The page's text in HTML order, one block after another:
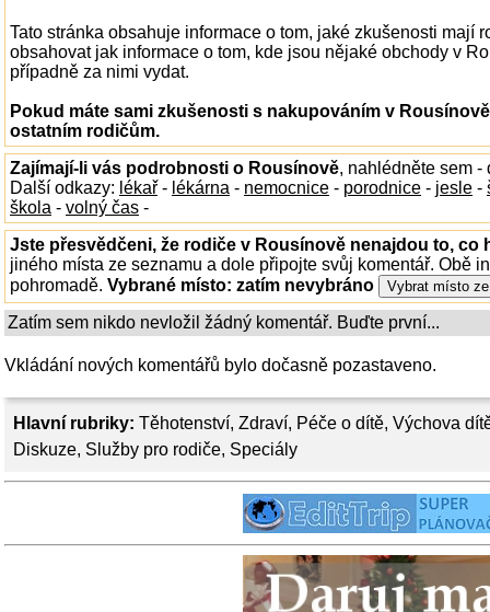
Hlavní rubriky: Těhotenství, Zdraví, Péče o dítě, Výchova
Diskuze, Služby pro rodiče, Speciály
Tato stránka obsahuje informace o tom, jaké zkušenosti mají
obsahovat jak informace o tom, kde jsou nějaké obchody v
případně za nimi vydat.
Pokud máte sami zkušenosti s nakupováním v
ostatním rodičům.
Zajímají-li vás podrobnosti o Rousínově, nahlédněte sem -
Další odkazy: lékař - lékárna - nemocnice - porodnice - jesle -
škola - volný čas -
Jste přesvědčeni, že rodiče v Rousínově nenajdou to, co
jiného místa ze seznamu a dole připojte svůj komentář. Obě
pohromadě. Vybrané místo: zatím nevybráno
Zatím sem nikdo nevložil žádný komentář. Buďte první...
Vkládání nových komentářů bylo dočasně pozastaveno.